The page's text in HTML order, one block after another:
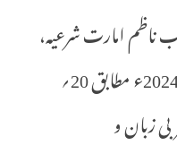
ناظم امارت شرعیہ،
پھلواری شریف، پٹنہ 3؍ جنوری 2024ء مطابق 20؍